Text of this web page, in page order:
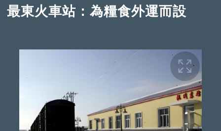
最東火車站：為糧食外運而設